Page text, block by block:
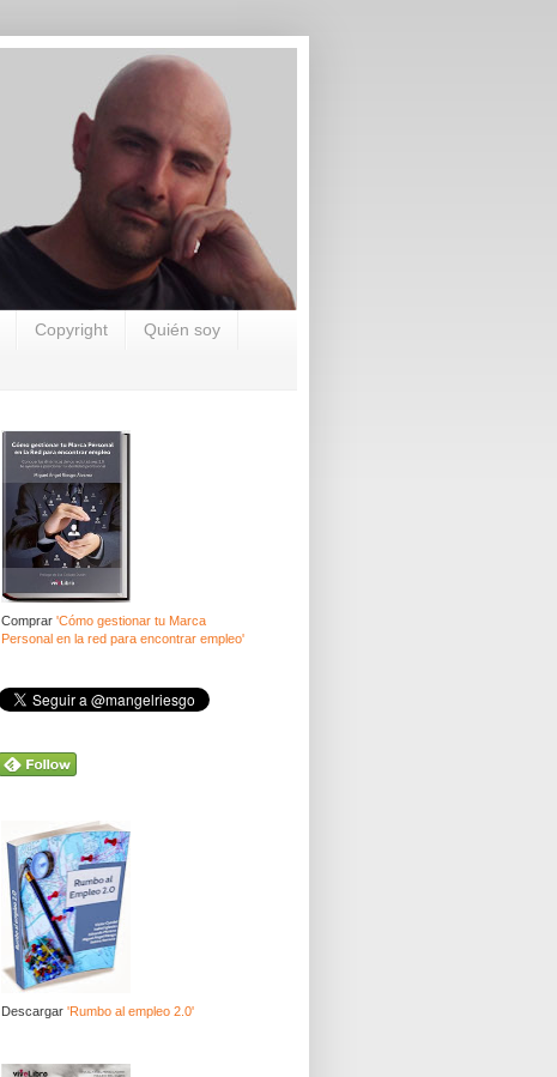
Copyright Quién soy
Comprar 'Cómo gestionar tu Marca
Personal en la red para encontrar empleo'
Descargar 'Rumbo al empleo 2.0'